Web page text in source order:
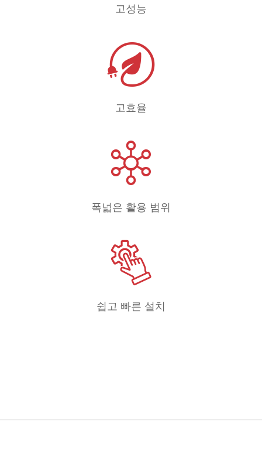
고성능
고효율
폭넓은 활용 범위
쉽고 빠른 설치